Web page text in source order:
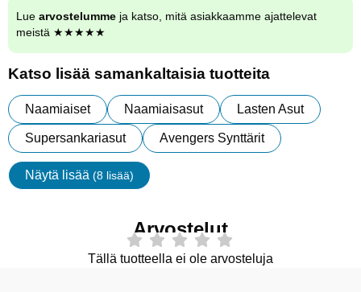
Lue arvostelumme ja katso, mitä asiakkaamme ajattelevat
meistä ★★★★★
Katso lisää samankaltaisia tuotteita
Naamiaiset Naamiaisasut Lasten Asut
Supersankariasut Avengers Synttärit
Näytä lisää (8 lisää)
ominaisuudet
Arvostelut
Tällä tuotteella ei ole arvosteluja